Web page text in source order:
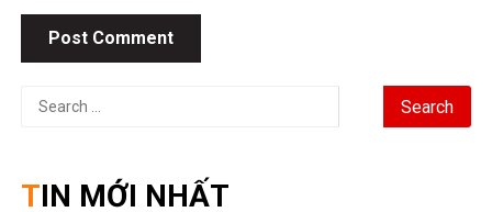
Search
TIN MỚI NHẤT